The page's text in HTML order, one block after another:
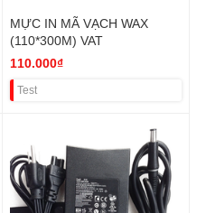
MỰC IN MÃ VẠCH WAX
(110*300M) VAT
110.000₫
Test